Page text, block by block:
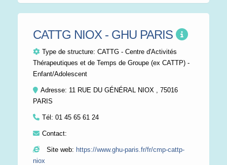
CATTG NIOX - GHU PARIS
Type de structure: CATTG - Centre d'Activités
Thérapeutiques et de Temps de Groupe (ex CATTP) -
Enfant/Adolescent
Adresse: 11 RUE DU GÉNÉRAL NIOX , 75016
PARIS
Tél: 01 45 65 61 24
Contact:
Site web: https://www.ghu-paris.fr/fr/cmp-cattp-
niox